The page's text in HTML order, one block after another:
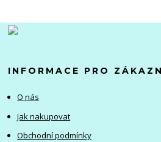
INFORMACE PRO
O nás
Jak nakupovat
Obchodní podmínky